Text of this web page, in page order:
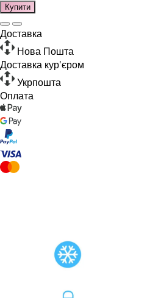
Купити
Доставка
Нова Пошта
Доставка кур'єром
Укрпошта
Оплата